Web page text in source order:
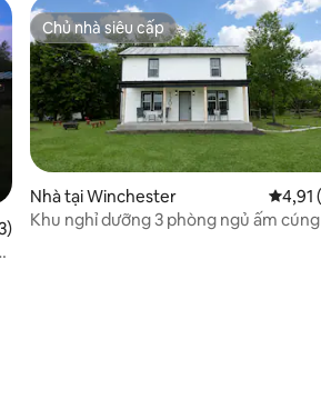
bình 4,93/5, 153 đánh giá
Chủ nhà siêu cấp
Chủ nhà siêu cấp
Nhà tại Winchester Xếp4,91
Khu nghỉ dưỡng 3 phòng ngủ ấm cúng